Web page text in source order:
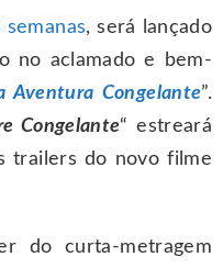
, será lançado
no aclamado e bem-
Aventura Congelante”.
Congelante“ estreará
trailers do novo filme
do curta-metragem